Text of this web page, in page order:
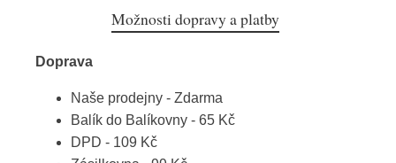
Možnosti dopravy a platby
Doprava
Naše prodejny - Zdarma
Balík do Balíkovny - 65 Kč
DPD - 109 Kč